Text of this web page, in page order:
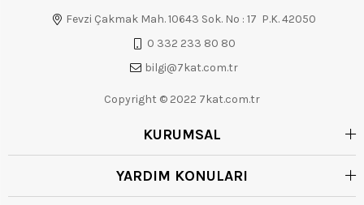
Fevzi Çakmak Mah. 10643 Sok. No : 17 P.K. 42050
0 332 233 80 80
bilgi@7kat.com.tr
Copyright © 2022 7kat.com.tr
KURUMSAL
YARDIM KONULARI